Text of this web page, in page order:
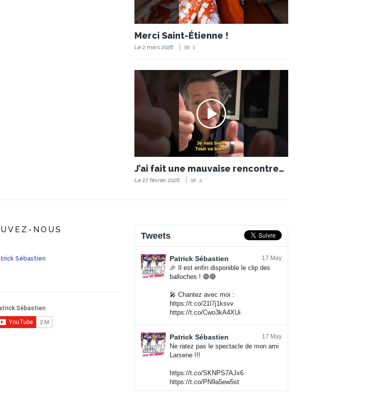
Merci Saint-Étienne !
Le 2 mars 2026 1
J’ai fait une mauvaise rencontre…
Le 27 février 2026 2
NOUS
Sébastien
Tweets
Patrick Sébastien 17 May
🎉 Il est enfin disponible le clip des
balloches ! 🔵🔴
🎤 Chantez avec moi :
https://t.co/21l7j1ksvv
https://t.co/Cwo3kA4XUi
Patrick Sébastien 17 May
Ne ratez pas le spectacle de mon ami
Larsene !!!
https://t.co/SKNPS7AJx6
https://t.co/PN9a5ew5st